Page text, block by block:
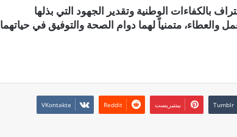
بالكفاءات الوطنية وتقدير الجهود التي بذلها
متمنياً لهما دوام الصحة والتوفيق في حياتهما
بينتيريست